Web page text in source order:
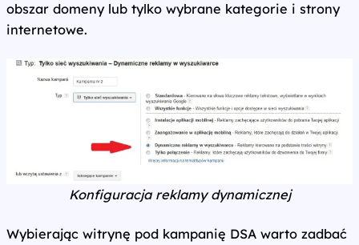
obszar domeny lub tylko wybrane kategorie i strony
internetowe.
Konfiguracja reklamy dynamicznej
Wybierając witrynę pod kampanię DSA warto zadbać